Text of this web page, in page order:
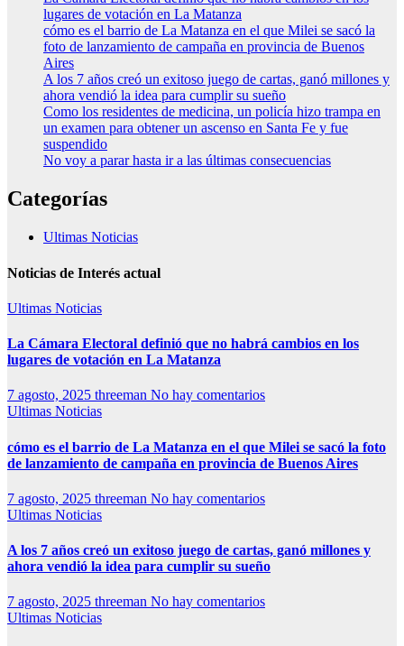
lugares de votación en La Matanza
cómo es el barrio de La Matanza en el que Milei se sacó la
foto de lanzamiento de campaña en provincia de Buenos
Aires
A los 7 años creó un exitoso juego de cartas, ganó millones y
ahora vendió la idea para cumplir su sueño
Como los residentes de medicina, un policía hizo trampa en
un examen para obtener un ascenso en Santa Fe y fue
suspendido
No voy a parar hasta ir a las últimas consecuencias
Categorías
Ultimas Noticias
Noticias de Interés actual
Ultimas Noticias
La Cámara Electoral definió que no habrá cambios en los
lugares de votación en La Matanza
7 agosto, 2025 threeman No hay comentarios
Ultimas Noticias
cómo es el barrio de La Matanza en el que Milei se sacó la foto
de lanzamiento de campaña en provincia de Buenos Aires
7 agosto, 2025 threeman No hay comentarios
Ultimas Noticias
A los 7 años creó un exitoso juego de cartas, ganó millones y
ahora vendió la idea para cumplir su sueño
7 agosto, 2025 threeman No hay comentarios
Ultimas Noticias